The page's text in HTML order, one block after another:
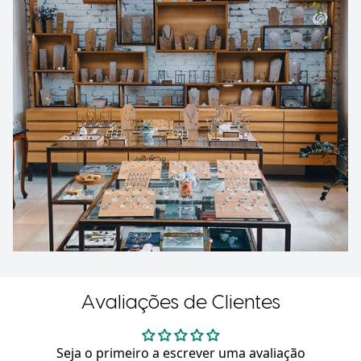
Avaliações de Clientes
Seja o primeiro a escrever uma avaliação